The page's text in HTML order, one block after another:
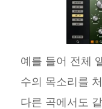
예를 들어 전체
수의 목소리를
다른 곡에서도